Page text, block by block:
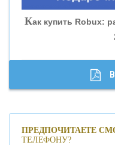
«СОВКОМБАНК»
«ГАЗПРОМБАНК»
«МОСКОВСКИЙ
Как купить Robux:
ПРЕДПОЧИТАЕТЕ
ТЕЛЕФОНУ?